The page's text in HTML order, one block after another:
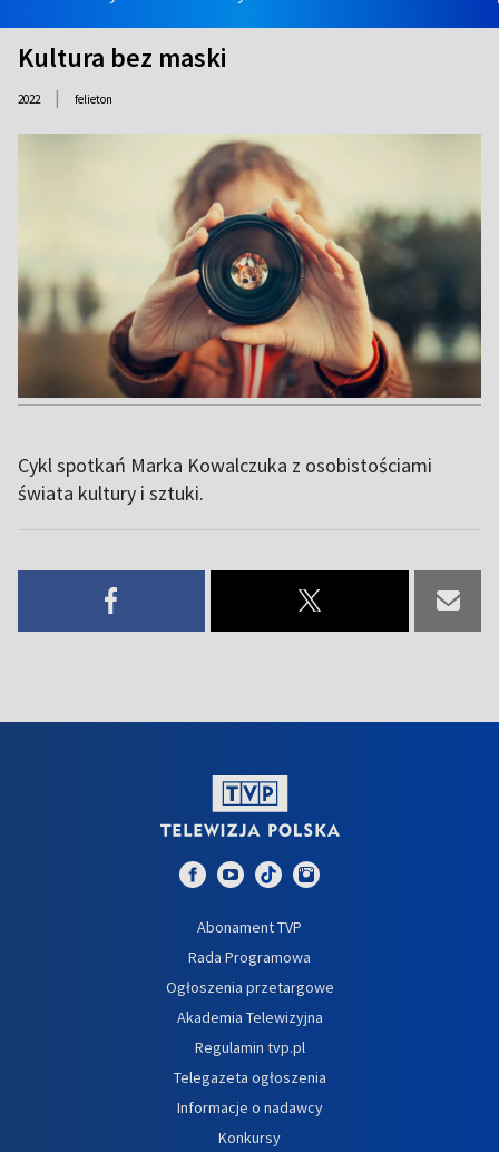
Kultura bez maski
2022 | felieton
Cykl spotkań Marka Kowalczuka z osobistościami
świata kultury i sztuki.
Abonament TVP
Rada Programowa
Ogłoszenia przetargowe
Akademia Telewizyjna
Regulamin tvp.pl
Telegazeta ogłoszenia
Informacje o nadawcy
Konkursy